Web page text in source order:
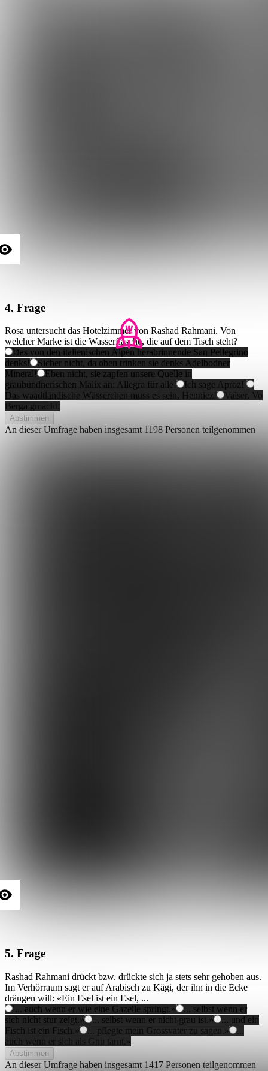
4. Frage
Rosa untersucht das Hotelzimmer von Rashad Rahmani. Von
welcher Marke ist die Wasserflasche, die auf dem Tisch steht?
Das von den italienischen Alpen herabrinnende San Pellegrino
denks!
Sicher nicht, da oben trinken sie denks Adelbodner
Mineral!
Eben nicht, sie zapfen unsere Quelle in
graubündnerischen Malix an: Allegra für alle!
Ich sage Aproz!
Das waadtländische Wässerchen muss es sein, Henniez!
Valser. Vo
Berga gmacht.
Abstimmen
An dieser Umfrage haben insgesamt 1198 Personen teilgenommen
5. Frage
Rashad Rahmani drückt bzw. drückte sich ja stets sehr gehoben aus.
Im Verhörraum sagt er auf Arabisch zu Kägi, der ihn in die Ecke
drängen will: «Ein Esel ist ein Esel, ...
... auch wenn er wie eine Gazelle springt.»
... selbst wenn er
sich nicht stur zeigt.»
... selbst wenn er nicht grau ist.»
... und ein
Fisch ist ein Fisch.»
... pflegte mein Grossvater zu sagen.»
auch wenn er sich als Gnu tarnt.»
Abstimmen
An dieser Umfrage haben insgesamt 1417 Personen teilgenommen